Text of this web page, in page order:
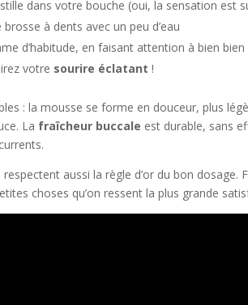
dans votre bouche (oui, la sensation est
à dents avec un peu d’eau
d’habitude, en faisant attention à bien
votre sourire éclatant !
: la mousse se forme en douceur, plus
La fraîcheur buccale est durable, sans
respectent aussi la règle d’or du bon
choses qu’on ressent la plus grande